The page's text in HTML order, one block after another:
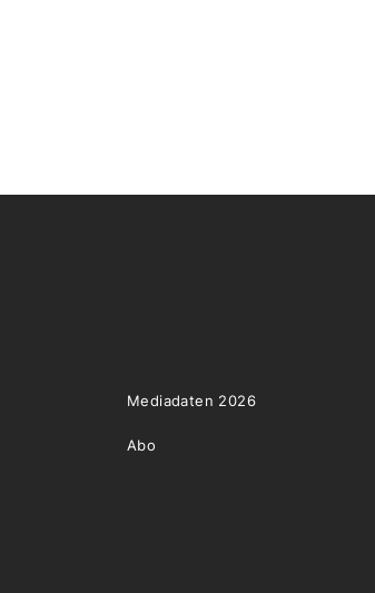
Mediadaten 2026
Abo